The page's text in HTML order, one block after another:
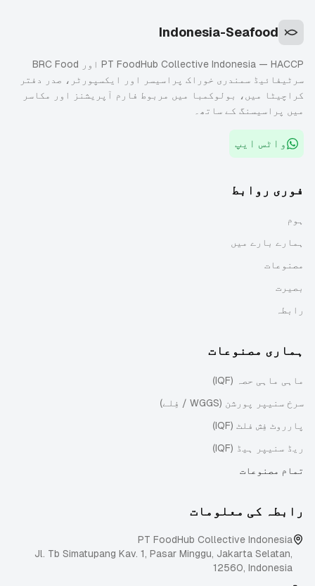
Indonesia-Seafood
PT FoodHub Collective Indonesia — HACCP اور BRC Food
سرٹیفائیڈ سمندری خوراک پراسیسر اور ایکسپورٹر، صدر دفتر
کراچیٹا میں، بولوکمبا میں مربوط فارم آپریشنز اور مکاسر
میں پراسیسنگ کے ساتھ۔
واٹس ایپ
فوری روابط
ہوم
ہمارے بارے میں
مصنوعات
بصیرت
رابطہ
ہماری مصنوعات
ماہی ماہی حصہ (IQF)
سرخ سنیپر پورشن (WGGS / فِلے)
پارروٹ فِش فلٹ (IQF)
ریڈ سنیپر ہیڈ (IQF)
تمام مصنوعات
رابطہ کی معلومات
PT FoodHub Collective Indonesia
Jl. Tb Simatupang Kav. 1, Pasar Minggu, Jakarta Selatan,
12560, Indonesia